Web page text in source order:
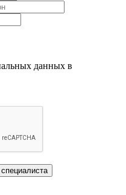
данных в